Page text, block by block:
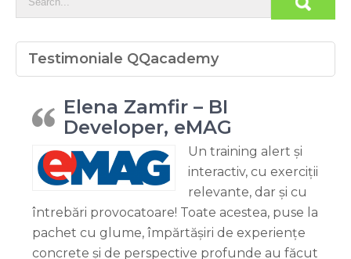
Testimoniale QQacademy
Elena Zamfir – BI
Developer, eMAG
Un training alert și
interactiv, cu exerciții
relevante, dar și cu
întrebări provocatoare! Toate acestea, puse la
pachet cu glume, împărtășiri de experiențe
concrete și de perspective profunde au făcut